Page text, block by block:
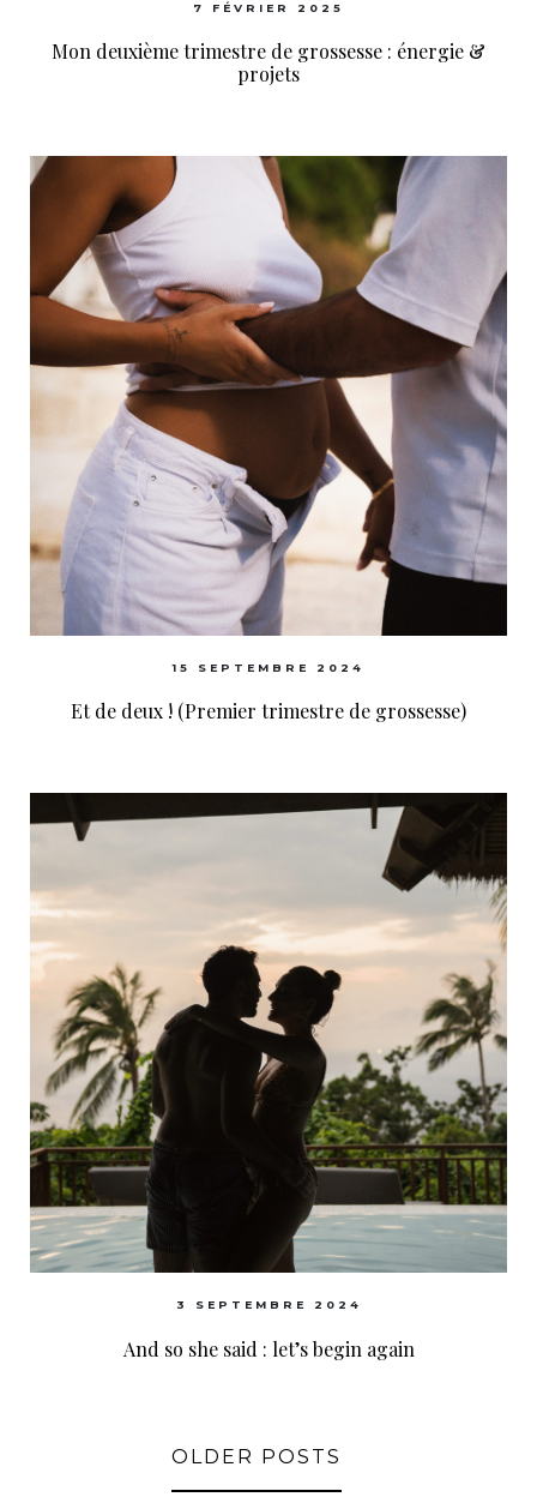
7 FÉVRIER 2025
Mon deuxième trimestre de grossesse : énergie &
projets
15 SEPTEMBRE 2024
Et de deux ! (Premier trimestre de grossesse)
3 SEPTEMBRE 2024
And so she said : let’s begin again
OLDER POSTS